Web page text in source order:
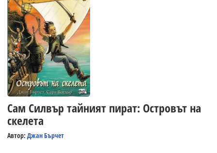
Сам Силвър тайният пират: Островът на
скелета
Автор: Джан Бърчет